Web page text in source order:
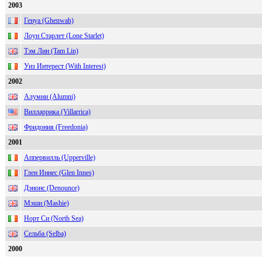
2003
Генуа (Ghenwah)
Лоун Старлет (Lone Starlet)
Тэм Лин (Tam Lin)
Уиз Интерест (With Interest)
2002
Алумни (Alumni)
Вилларрика (Villarrica)
Фридония (Freedonia)
2001
Аппервилль (Upperville)
Глен Иннес (Glen Innes)
Дэнонс (Denounce)
Мэши (Mashie)
Норт Си (North Sea)
Сельба (Selba)
2000